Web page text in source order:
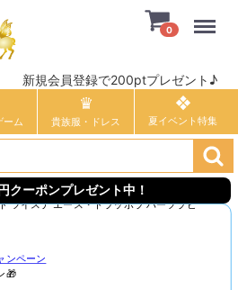
新規会員登録で200ptプレゼント♪
0
ーム 貴族服・ドレス
ーポンプレゼント中！